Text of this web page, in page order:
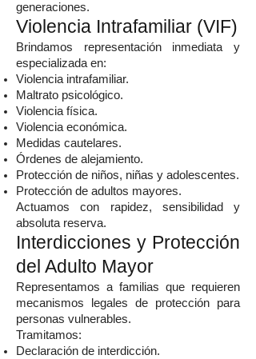
generaciones.
Violencia Intrafamiliar (VIF)
Brindamos representación inmediata y
especializada en:
Violencia intrafamiliar.
Maltrato psicológico.
Violencia física.
Violencia económica.
Medidas cautelares.
Órdenes de alejamiento.
Protección de niños, niñas y adolescentes.
Protección de adultos mayores.
Actuamos con rapidez, sensibilidad y
absoluta reserva.
Interdicciones y Protección
del Adulto Mayor
Representamos a familias que requieren
mecanismos legales de protección para
personas vulnerables.
Tramitamos:
Declaración de interdicción.